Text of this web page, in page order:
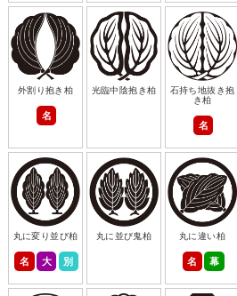
外割り抱き柏
名
光臨中陰抱き柏
石持ち地抜き抱
き柏
名
丸に変り並び柏
名 大 別
丸に並び鬼柏 丸に違い柏
名 幕